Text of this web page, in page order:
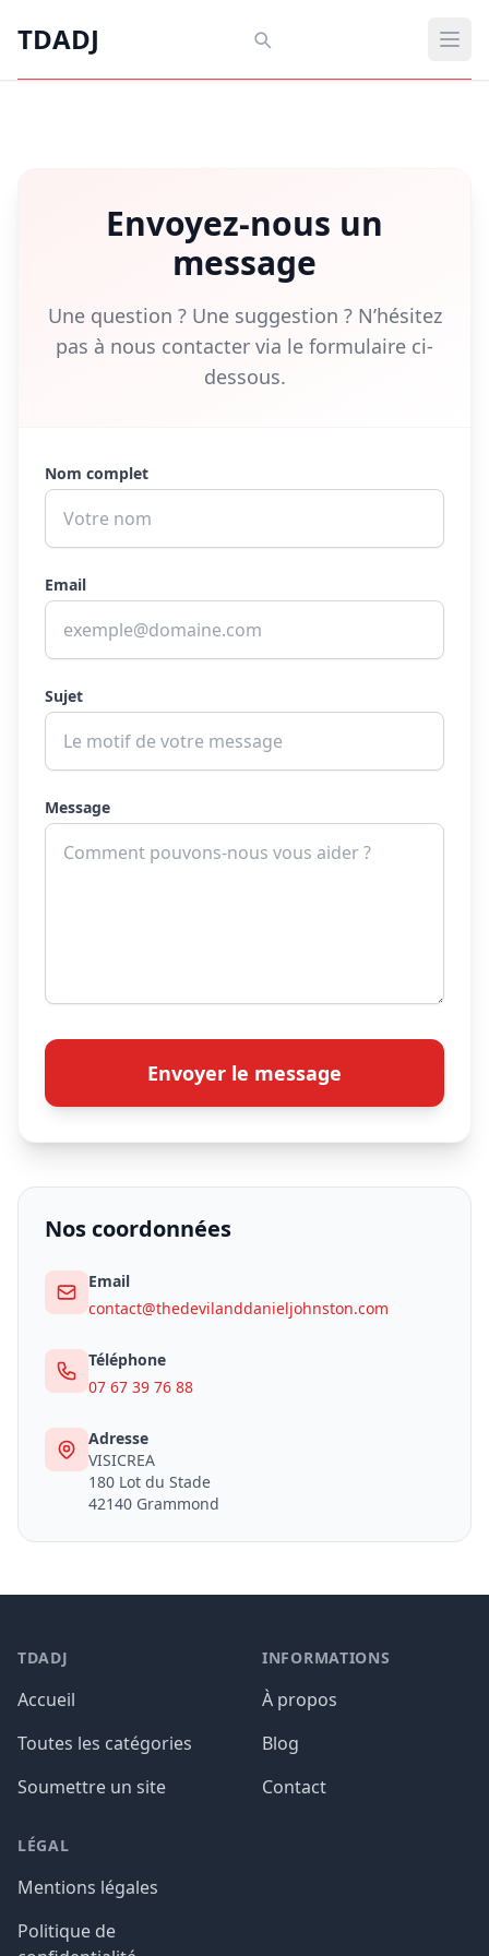
TDADJ
TDADJ
Envoyez-nous un
message
Une question ? Une suggestion ? N’hésitez
pas à nous contacter via le formulaire ci-
dessous.
Nom complet
Email
Sujet
Message
Envoyer le message
Nos coordonnées
Email
contact@thedevilanddanieljohnston.com
Téléphone
07 67 39 76 88
Adresse
VISICREA
180 Lot du Stade
42140 Grammond
TDADJ
Accueil
Toutes les catégories
Soumettre un site
INFORMATIONS
À propos
Blog
Contact
LÉGAL
Mentions légales
Politique de